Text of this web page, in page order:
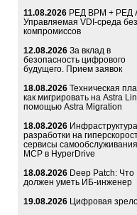
11.08.2026 РЕД ВРМ + РЕД
Управляемая VDI-среда без
компромиссов
12.08.2026 За вклад в
безопасность цифрового
будущего. Прием заявок
18.08.2026 Техническая
как мигрировать на Astra
помощью Astra Migration
18.08.2026
разработки на
сервисы
MCP в HyperDrive
18.08.2026 Deep Patch: Что
должен уметь ИБ-инженер
19.08.2026 Цифровая